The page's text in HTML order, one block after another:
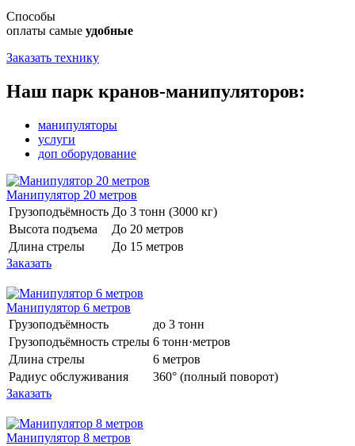
Способы
оплаты самые удобные
Заказать технику
Наш парк кранов-манипуляторов:
манипуляторы
услуги
доп оборудование
Манипулятор 20 метров
Грузоподъёмность До 3 тонн (3000 кг)
Высота подъема
До 20 метров
Длина стрелы
До 15 метров
Заказать
Манипулятор 6 метров
Грузоподъёмность
до 3 тонн
Грузоподъёмность стрелы 6 тонн·метров
Длина стрелы
6 метров
Радиус обслуживания
360° (полный поворот)
Заказать
Манипулятор 8 метров